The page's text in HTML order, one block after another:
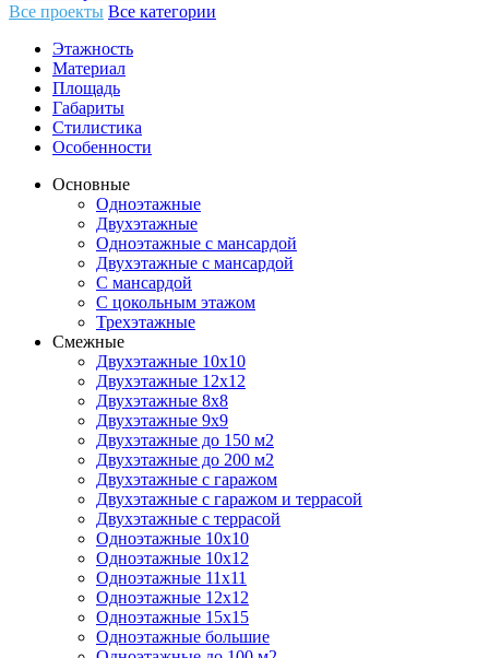
Все проекты Все категории
Этажность
Материал
Площадь
Габариты
Стилистика
Особенности
Основные
Одноэтажные
Двухэтажные
Одноэтажные с мансардой
Двухэтажные с мансардой
С мансардой
С цокольным этажом
Трехэтажные
Смежные
Двухэтажные 10х10
Двухэтажные 12х12
Двухэтажные 8х8
Двухэтажные 9х9
Двухэтажные до 150 м2
Двухэтажные до 200 м2
Двухэтажные с гаражом
Двухэтажные с гаражом и террасой
Двухэтажные с террасой
Одноэтажные 10х10
Одноэтажные 10х12
Одноэтажные 11х11
Одноэтажные 12х12
Одноэтажные 15х15
Одноэтажные большие